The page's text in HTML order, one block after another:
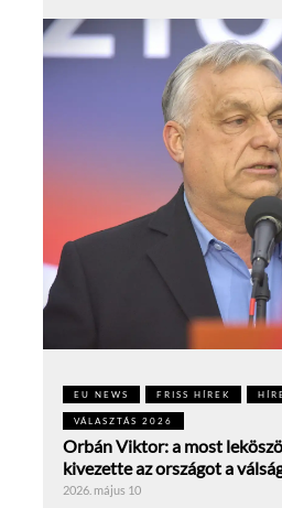
EU NEWS FRISS HÍREK
VÁLASZTÁS 2026
Orbán Viktor: a most
kivezette az országot a
2026. május 10